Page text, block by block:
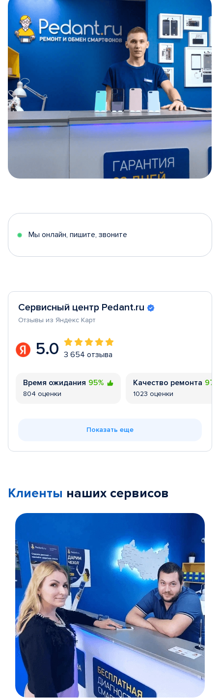
5
Мы онлайн, пишите, звоните
Сервисный центр Pedant.ru
Отзывы из Яндекс Карт
5.0 3 654 отзыва
Время ожидания 95%
804 оценки
Качество ремонта
1023 оценки
Показать еще
Клиенты наших сервисов